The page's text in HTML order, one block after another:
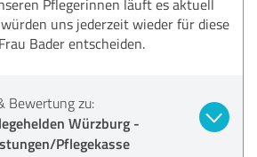
Pflegerinnen läuft es aktuell
uns jederzeit wieder für diese
Bader entscheiden.
Bewertung zu:
Würzburg -
Pflegekasse